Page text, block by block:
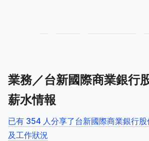
業務／台新國際商業銀行
薪水情報
已有 354 人分享了台新國際商業銀行
及工作狀況